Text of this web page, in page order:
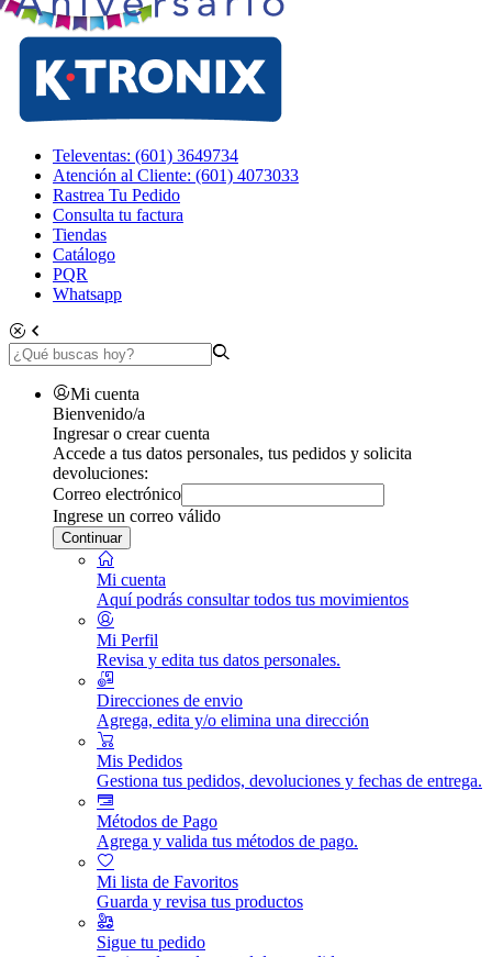
Televentas: (601) 3649734
Atención al Cliente: (601) 4073033
Rastrea Tu Pedido
Consulta tu factura
Tiendas
Catálogo
PQR
Whatsapp
Mi cuenta
Bienvenido/a
Ingresar o crear cuenta
Accede a tus datos personales, tus pedidos y solicita
devoluciones:
Correo electrónico
Ingrese un correo válido
Continuar
Mi cuenta
Aquí podrás consultar todos tus movimientos
Mi Perfil
Revisa y edita tus datos personales.
Direcciones de envio
Agrega, edita y/o elimina una dirección
Mis Pedidos
Gestiona tus pedidos, devoluciones y fechas de entrega.
Métodos de Pago
Agrega y valida tus métodos de pago.
Mi lista de Favoritos
Guarda y revisa tus productos
Sigue tu pedido